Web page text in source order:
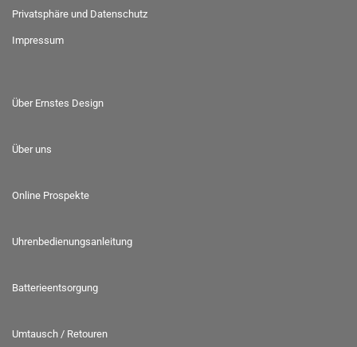
Privatsphäre und Datenschutz
Impressum
Über Ernstes Design
Über uns
Online Prospekte
Uhrenbedienungsanleitung
Batterieentsorgung
Umtausch / Retouren